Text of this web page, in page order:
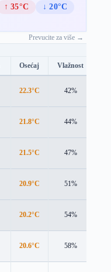
↑ 35°C
↓ 20°C
Prevucite za više →
Osećaj Vlažnost
22.3°C 42%
21.8°C 44%
21.5°C 47%
20.9°C 51%
20.2°C 54%
20.6°C 58%